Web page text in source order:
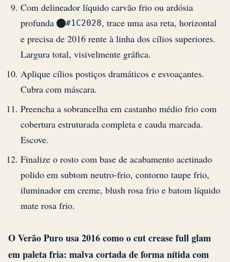
Com delineador líquido carvão frio ou ardósia
profunda
#1C2028, trace uma asa reta, horizontal
e precisa de 2016 rente à linha dos cílios superiores.
Largura total, visivelmente gráfica.
Aplique cílios postiços dramáticos e esvoaçantes.
Cubra com máscara.
Preencha a sobrancelha em castanho médio frio com
cobertura estruturada completa e cauda marcada.
Escove.
Finalize o rosto com base de acabamento acetinado
polido em subtom neutro-frio, contorno taupe frio,
iluminador em creme, blush rosa frio e batom líquido
mate rosa frio.
O Verão Puro usa 2016 como o cut crease full glam
em paleta fria: malva cortada de forma nítida com